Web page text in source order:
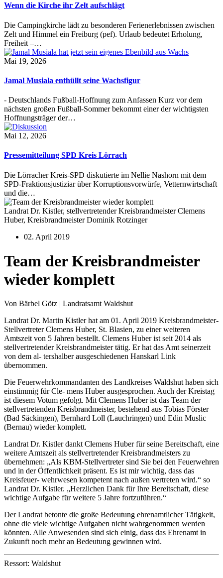
Wenn die Kirche ihr Zelt aufschlägt
Die Campingkirche lädt zu besonderen Ferienerlebnissen zwischen
Zelt und Himmel ein Freiburg (pef). Urlaub bedeutet Erholung,
Freiheit –…
Mai 19, 2026
Jamal Musiala enthüllt seine Wachsfigur
- Deutschlands Fußball-Hoffnung zum Anfassen Kurz vor dem
nächsten großen Fußball-Sommer bekommt einer der wichtigsten
Hoffnungsträger der…
Mai 12, 2026
Pressemitteilung SPD Kreis Lörrach
Die Lörracher Kreis-SPD diskutierte im Nellie Nashorn mit dem
SPD-Fraktionsjustiziar über Korruptionsvorwürfe, Vetternwirtschaft
und die…
Landrat Dr. Kistler, stellvertretender Kreisbrandmeister Clemens
Huber, Kreisbrandmeister Dominik Rotzinger
02. April 2019
Team der Kreisbrandmeister
wieder komplett
Von Bärbel Götz | Landratsamt Waldshut
Landrat Dr. Martin Kistler hat am 01. April 2019 Kreisbrandmeister-
Stellvertreter Clemens Huber, St. Blasien, zu einer weiteren
Amtszeit von 5 Jahren bestellt. Clemens Huber ist seit 2014 als
stellvertretender Kreisbrandmeister tätig. Er hat das Amt seinerzeit
von dem al- tershalber ausgeschiedenen Hanskarl Link
übernommen.
Die Feuerwehrkommandanten des Landkreises Waldshut haben sich
einstimmig für Cle- mens Huber ausgesprochen. Auch der Kreistag
ist diesem Votum gefolgt. Mit Clemens Huber ist das Team der
stellvertretenden Kreisbrandmeister, bestehend aus Tobias Förster
(Bad Säckingen), Bernhard Loll (Lauchringen) und Edin Muslic
(Bernau) wieder komplett.
Landrat Dr. Kistler dankt Clemens Huber für seine Bereitschaft, eine
weitere Amtszeit als stellvertretender Kreisbrandmeisters zu
übernehmen: „Als KBM-Stellvertreter sind Sie bei den Feuerwehren
und in der Öffentlichkeit präsent. Es ist mir wichtig, dass das
Kreisfeuer- wehrwesen kompetent nach außen vertreten wird.“ so
Landrat Dr. Kistler. „Herzlichen Dank für Ihre Bereitschaft, diese
wichtige Aufgabe für weitere 5 Jahre fortzuführen.“
Der Landrat betonte die große Bedeutung ehrenamtlicher Tätigkeit,
ohne die viele wichtige Aufgaben nicht wahrgenommen werden
könnten. Alle Anwesenden sind sich einig, dass das Ehrenamt in
Zukunft noch mehr an Bedeutung gewinnen wird.
Ressort: Waldshut